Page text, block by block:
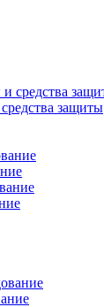
защиты